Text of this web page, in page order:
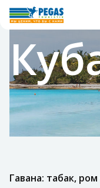
Гавана: табак,